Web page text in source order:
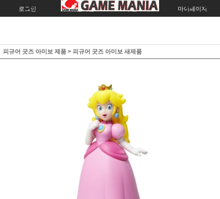
로그인 회원가입 주문조회 마이페이지
피규어 굿즈 아미보 제품 > 피규어 굿즈 아미보 새제품